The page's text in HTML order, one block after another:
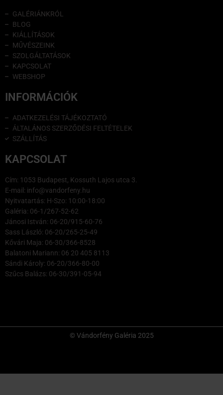
GALÉRIÁNKRÓL
BLOG
KIÁLLÍTÁSOK
MŰVÉSZEINK
SZOLGÁLTATÁSOK
KAPCSOLAT
WEBSHOP
INFORMÁCIÓK
ADATKEZELÉSI TÁJÉKOZTATÓ
ÁLTALÁNOS SZERZŐDÉSI FELTÉTELEK
SZÁLLÍTÁS
KAPCSOLAT
Cím: 1053 Budapest, Kossuth Lajos utca 3.
E-mail: info@vandorfeny.hu
Nyitvatartás: H-Szo: 10:00-18:00
Galéria: 06-1/267-52-62
Jánosi István: 06-20/915-60-76
Sass László: 06-20/265-25-49
Kővári Maja: 06-30/366-8528
Balatoni Mariann: 06 20 405 8113
Sándi Károly: 06-20/366-80-00
Szűcs Balázs: 06-30/391-05-94
© Vándorfény Galéria 2025